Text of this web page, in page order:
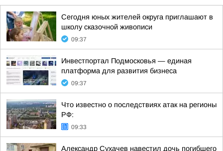
Сегодня юных жителей округа приглашают в
школу сказочной живописи
09:37
Инвестпортал Подмосковья — единая
платформа для развития бизнеса
09:37
Что известно о последствиях атак на регионы
РФ:
09:33
Александр Сухачев навестил дочь погибшего